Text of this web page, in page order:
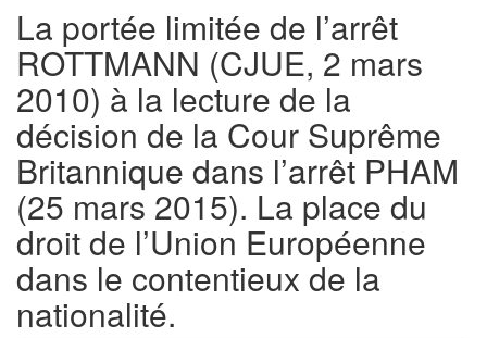
La portée limitée de l’arrêt
ROTTMANN (CJUE, 2 mars
2010) à la lecture de la
décision de la Cour Suprême
Britannique dans l’arrêt PHAM
(25 mars 2015). La place du
droit de l’Union Européenne
dans le contentieux de la
nationalité.